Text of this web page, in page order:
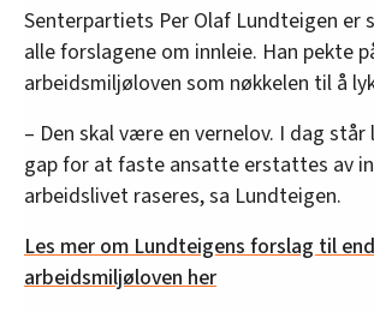
Senterpartiets Per Olaf Lundteigen er
alle forslagene om innleie. Han pekte
arbeidsmiljøloven som nøkkelen til å
– Den skal være en vernelov. I dag står
gap for at faste ansatte erstattes av
arbeidslivet raseres, sa Lundteigen.
Les mer om Lundteigens forslag til
arbeidsmiljøloven her